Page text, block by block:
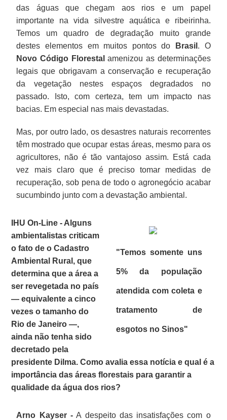
das águas que chegam aos rios e um papel
importante na vida silvestre aquática e ribeirinha.
Temos um quadro de degradação muito grande
destes elementos em muitos pontos do Brasil . O
Novo Código Florestal amenizou as determinações
legais que obrigavam a conservação e recuperação
da vegetação nestes espaços degradados no
passado. Isto, com certeza, tem um impacto nas
bacias. Em especial nas mais devastadas.
Mas, por outro lado, os desastres naturais recorrentes
têm mostrado que ocupar estas áreas, mesmo para os
agricultores, não é tão vantajoso assim. Está cada
vez mais claro que é preciso tomar medidas de
recuperação, sob pena de todo o agronegócio acabar
sucumbindo junto com a devastação ambiental.
"Temos somente uns
5% da população
atendida com coleta e
tratamento de
esgotos no Sinos"
IHU On-Line - Alguns
ambientalistas criticam
o fato de o Cadastro
Ambiental Rural, que
determina que a área a
ser revegetada no país
— equivalente a cinco
vezes o tamanho do
Rio de Janeiro —,
ainda não tenha sido
decretado pela
presidente Dilma. Como avalia essa notícia e qual é a
importância das áreas florestais para garantir a
qualidade da água dos rios?
Arno Kayser -A despeito das insatisfações com o